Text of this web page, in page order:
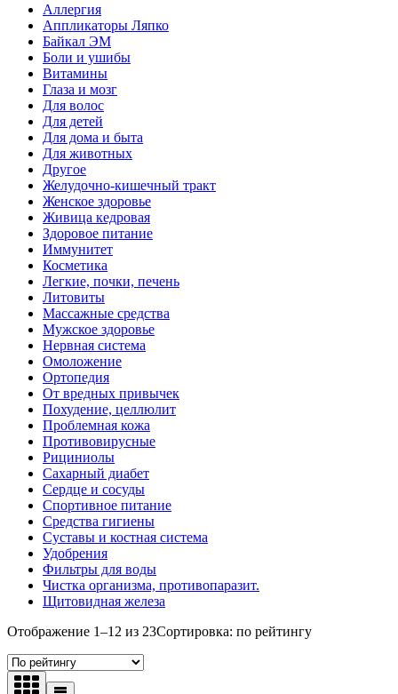
Аллергия
Аппликаторы Ляпко
Байкал ЭМ
Боли и ушибы
Витамины
Глаза и мозг
Для волос
Для детей
Для дома и быта
Для животных
Другое
Желудочно-кишечный тракт
Женское здоровье
Живица кедровая
Здоровое питание
Иммунитет
Косметика
Легкие, почки, печень
Литовиты
Массажные средства
Мужское здоровье
Нервная система
Омоложение
Ортопедия
От вредных привычек
Похудение, целлюлит
Проблемная кожа
Противовирусные
Рициниолы
Сахарный диабет
Сердце и сосуды
Спортивное питание
Средства гигиены
Суставы и костная система
Удобрения
Фильтры для воды
Чистка организма, противопаразит.
Щитовидная железа
Отображение 1–12 из 23Сортировка: по рейтингу